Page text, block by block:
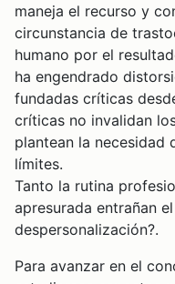
maneja el recurso y
circunstancia de
humano por el
ha engendrado
fundadas críticas
críticas no invalidan
plantean la necesidad
límites.
Tanto la rutina
apresurada entrañan
despersonalización?.
Para avanzar en el